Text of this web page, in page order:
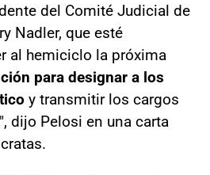
del Comité Judicial de
Nadler, que esté
al hemiciclo la próxima
para designar a los
y transmitir los cargos
dijo Pelosi en una carta